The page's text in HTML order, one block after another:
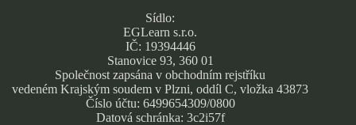
Sídlo:
EGLearn s.r.o.
IČ: 19394446
Stanovice 93, 360 01
Společnost zapsána v obchodním rejstříku
vedeném Krajským soudem v Plzni, oddíl C, vložka 43873
Číslo účtu: 6499654309/0800
Datová schránka: 3c2i57f